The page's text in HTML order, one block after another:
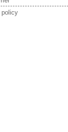
policy